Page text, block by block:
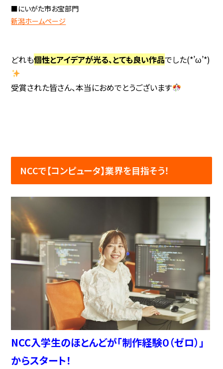
■にいがた市お宝部門
新潟ホームページ
どれも個性とアイデアが光る、とても良い作品でした(*’ω’*)
受賞された皆さん、本当におめでとうございます
NCCで【コンピュータ】業界を目指そう！
NCC入学生のほとんどが「制作経験０（ゼロ）」
からスタート！